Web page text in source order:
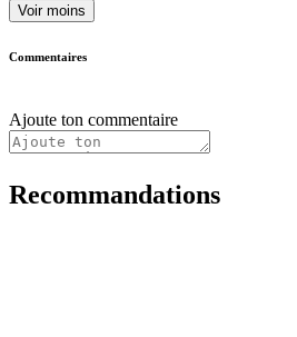
Voir moins
Commentaires
Ajoute ton commentaire
Recommandations